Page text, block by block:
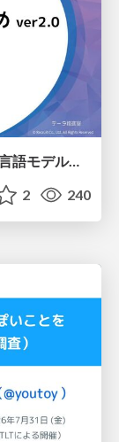
つくって納得、つかって実感！ 大規模言語モデルことはじめ ver2.0
2 240